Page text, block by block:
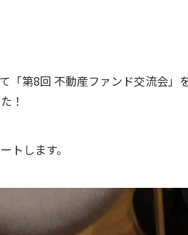
「第8回 不動産ファンド交流会」
！
トします。